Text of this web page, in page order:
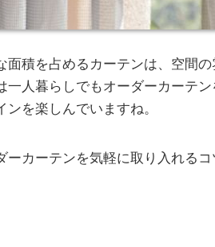
面積を占めるカーテンは、空間
一人暮らしでもオーダーカーテ
を楽しんでいますね。
ーカーテンを気軽に取り入れるコ